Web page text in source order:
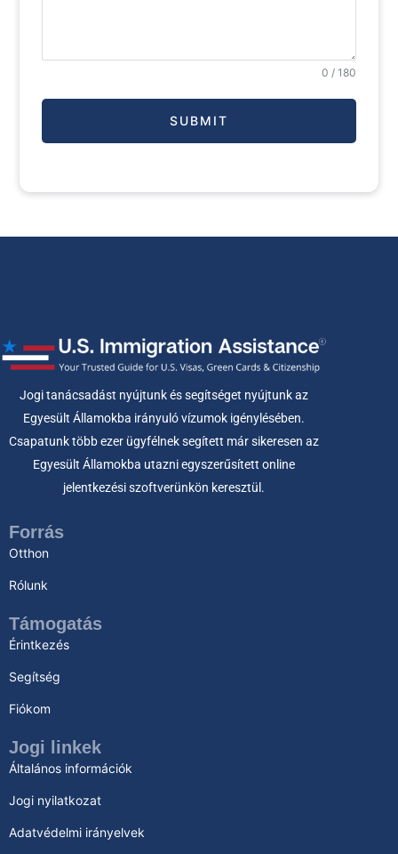
0 / 180
SUBMIT
Jogi tanácsadást nyújtunk és segítséget nyújtunk az
Egyesült Államokba irányuló vízumok igénylésében.
Csapatunk több ezer ügyfélnek segített már sikeresen az
Egyesült Államokba utazni egyszerűsített online
jelentkezési szoftverünkön keresztül.
Forrás
Otthon
Rólunk
Támogatás
Érintkezés
Segítség
Fiókom
Jogi linkek
Általános információk
Jogi nyilatkozat
Adatvédelmi irányelvek